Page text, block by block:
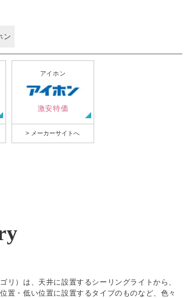
ン
アイホン
激安特価
> メーカーサイトへ
リ）は、天井に設置するシーリングライトから、
置・低い位置に設置するタイプのものなど、色々